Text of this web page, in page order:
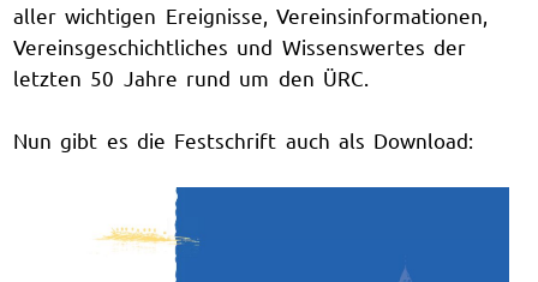
aller wichtigen Ereignisse, Vereinsinformationen,
Vereinsgeschichtliches und Wissenswertes der
letzten 50 Jahre rund um den ÜRC.
Nun gibt es die Festschrift auch als Download: